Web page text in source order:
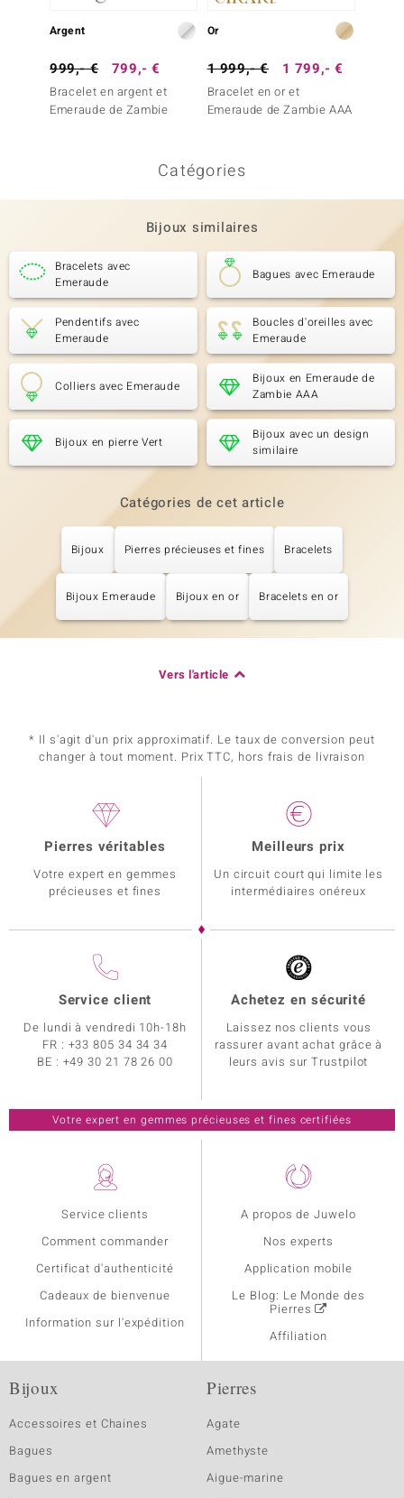
Argent
999,- € 799,- €
Bracelet en argent et
Emeraude de Zambie
Or
1 999,- € 1 799,- €
Bracelet en or et
Emeraude de Zambie AAA
Catégories
Bijoux similaires
Bracelets avec
Emeraude
Bagues avec Emeraude
Pendentifs avec
Emeraude
Boucles d'oreilles avec
Emeraude
Colliers avec Emeraude
Bijoux en Emeraude de
Zambie AAA
Bijoux en pierre Vert
Bijoux avec un design
similaire
Catégories de cet article
Bijoux Pierres précieuses et fines Bracelets
Bijoux Emeraude Bijoux en or Bracelets en or
Vers l'article
* Il s'agit d'un prix approximatif. Le taux de conversion peut
changer à tout moment. Prix TTC, hors frais de livraison
Service clients
Comment commander
Certificat d'authenticité
Cadeaux de bienvenue
Information sur l'expédition
A propos de Juwelo
Nos experts
Application mobile
Le Blog: Le Monde des
Pierres
Affiliation
Pierres véritables
Votre expert en gemmes
précieuses et fines
Meilleurs prix
Un circuit court qui limite les
intermédiaires onéreux
Service client
De lundi à vendredi 10h-18h
FR : +33 805 34 34 34
BE : +49 30 21 78 26 00
Achetez en sécurité
Laissez nos clients vous
rassurer avant achat grâce à
leurs avis sur Trustpilot
Votre expert en gemmes précieuses et fines certifiées
Bijoux
Accessoires et Chaines
Bagues
Bagues en argent
Pierres
Agate
Amethyste
Aigue-marine